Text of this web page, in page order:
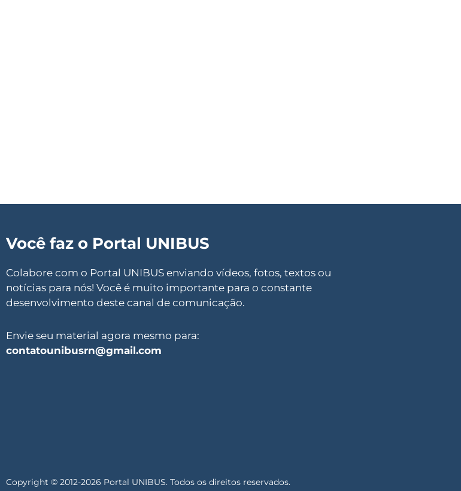
Você faz o Portal UNIBUS
Colabore com o Portal UNIBUS enviando vídeos, fotos, textos ou
notícias para nós! Você é muito importante para o constante
desenvolvimento deste canal de comunicação.
Envie seu material agora mesmo para:
contatounibusrn@gmail.com
Copyright © 2012-2026 Portal UNIBUS. Todos os direitos reservados.